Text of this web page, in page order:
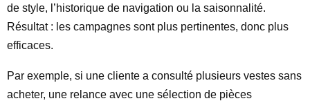
de style, l’historique de navigation ou la saisonnalité.
Résultat : les campagnes sont plus pertinentes, donc plus
efficaces.
Par exemple, si une cliente a consulté plusieurs vestes sans
acheter, une relance avec une sélection de pièces